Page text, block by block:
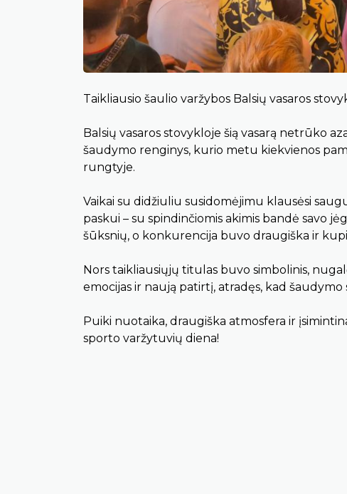
Taikliausio šaulio varžybos Balsių vasaros
Balsių vasaros stovykloje šią vasarą netrūko
šaudymo renginys, kurio metu kiekvienos
rungtyje.
Vaikai su didžiuliu susidomėjimu klausėsi
paskui – su spindinčiomis akimis bandė savo
šūksnių, o konkurencija buvo draugiška ir
Nors taikliausiųjų titulas buvo simbolinis,
emocijas ir naują patirtį, atradęs, kad
Puiki nuotaika, draugiška atmosfera ir
sporto varžytuvių diena!